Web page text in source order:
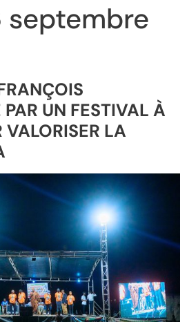
septembre
UN FESTIVAL À
VALORISER LA